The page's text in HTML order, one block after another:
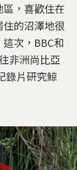
，喜歡住在
的沼澤地很
次，BBC和
非洲尚比亞
錄片研究鯨